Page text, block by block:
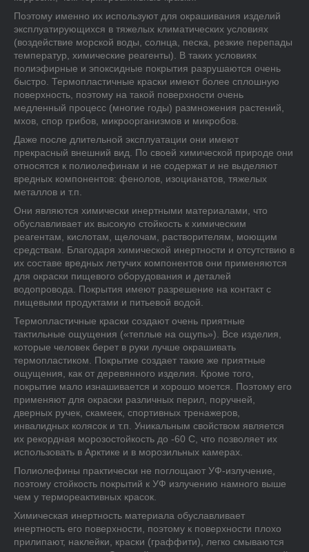
Поэтому именно их используют для окрашивания изделий
эксплуатирующихся в тяжелых климатических условиях
(воздействие морской воды, солнца, песка, резкие перепады
температур, химические реагенты). В таких условиях
полиэфирные и эпоксидные покрытия разрушаются очень
быстро. Термопластичные краски имеют более сплошную
поверхность, поэтому на такой поверхности очень
медленный процесс (многие годы) размножения растений,
мхов, спор грибов, микроорганизмов и микробов.
Даже после длительной эксплуатации они имеют
прекрасный внешний вид. По своей химической природе они
относятся к полиолефинам и не содержат и не выделяют
вредных компонентов: фенолов, изоцианатов, тяжелых
металлов и т.п.
Они являются химически инертными материалами, что
обуславливает их высокую стойкость к химическим
реагентам, кислотам, щелочам, растворителям, моющим
средствам. Благодаря химической инертности и отсутствию в
их составе вредных летучих компонентов они применяются
для окраски пищевого оборудования и деталей
водопровода. Покрытия имеют разрешение на контакт с
пищевыми продуктами и питьевой водой.
Термопластичные краски создают очень приятные
тактильные ощущения («теплые на ощупь»). Все изделия,
которые человек берет в руки лучше окрашивать
термопластиком. Покрытие создает такие же приятные
ощущения, как от деревянного изделия. Кроме того,
покрытие мало изнашивается и хорошо моется. Поэтому его
применяют для окраски различных перил, поручней,
дверных ручек, скамеек, спортивных тренажеров,
инвалидных колясок и т.п. Уникальным свойством является
их рекордная морозостойкость до -60 С, что позволяет их
использовать в Арктике и в морозильных камерах.
Полиолефины практически не поглощают УФ-излучение,
поэтому стойкость покрытий к УФ излучению намного выше
чем у термореактивных красок.
Химическая инертность материала обуславливает
инертность его поверхности, поэтому к поверхности плохо
прилипают, наклейки, краски (граффити), легко смываются